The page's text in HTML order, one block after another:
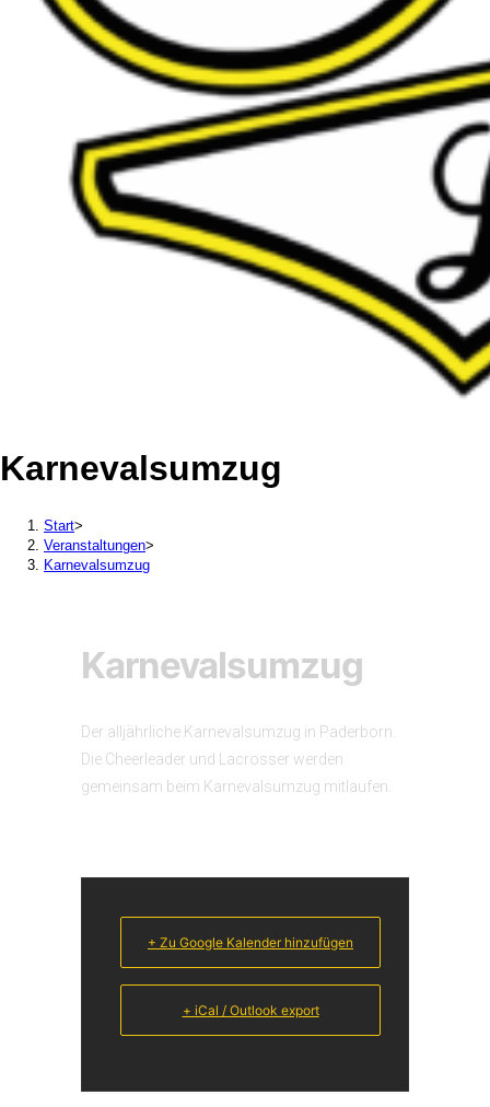
Karnevalsumzug
Start>
Veranstaltungen>
Karnevalsumzug
Karnevalsumzug
Der alljährliche Karnevalsumzug in Paderborn.
Die Cheerleader und Lacrosser werden
gemeinsam beim Karnevalsumzug mitlaufen.
+ Zu Google Kalender hinzufügen
+ iCal / Outlook export